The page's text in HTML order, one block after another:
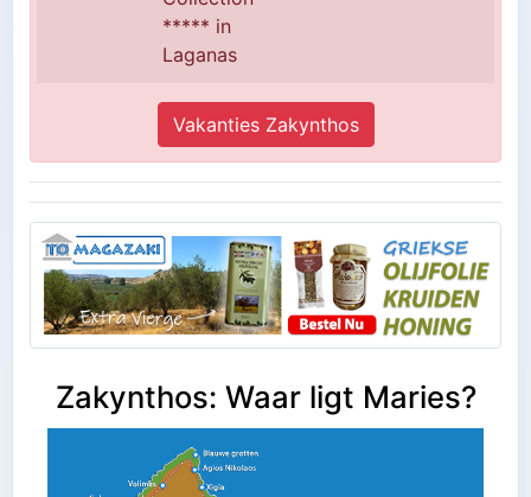
***** in
Laganas
Vakanties Zakynthos
Zakynthos: Waar ligt Maries?